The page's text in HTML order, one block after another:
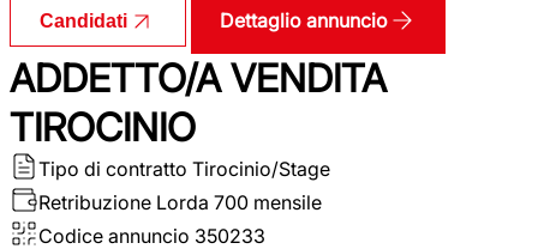
Candidati Dettaglio annuncio
ADDETTO/A VENDITA
TIROCINIO
Tipo di contratto Tirocinio/Stage
Retribuzione Lorda 700 mensile
Codice annuncio 350233